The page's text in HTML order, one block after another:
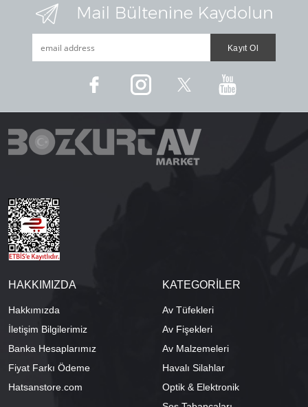
HAKKIMIZDA
Hakkımızda
İletişim Bilgilerimiz
Banka Hesaplarımız
Fiyat Farkı Ödeme
Hatsanstore.com
KATEGORİLER
Av Tüfekleri
Av Fişekleri
Av Malzemeleri
Havalı Silahlar
Optik & Elektronik